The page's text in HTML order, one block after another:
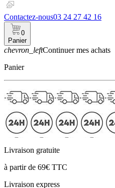
Contactez-nous03 24 27 42 16
0
Panier
chevron_leftContinuer mes achats
Panier
Livraison gratuite
à partir de 69€ TTC
Livraison express